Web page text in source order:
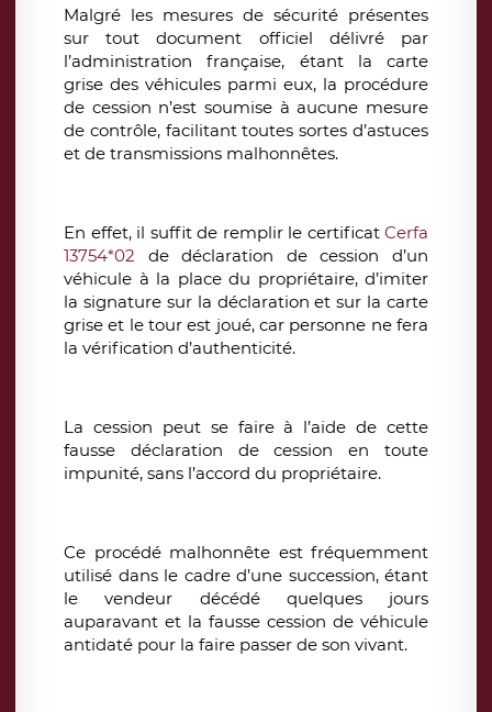
Malgré les mesures de sécurité présentes
sur tout document officiel délivré par
l’administration française, étant la carte
grise des véhicules parmi eux, la procédure
de cession n’est soumise à aucune mesure
de contrôle, facilitant toutes sortes d’astuces
et de transmissions malhonnêtes.
En effet, il suffit de remplir le certificat Cerfa
13754*02 de déclaration de cession d’un
véhicule à la place du propriétaire, d’imiter
la signature sur la déclaration et sur la carte
grise et le tour est joué, car personne ne fera
la vérification d’authenticité.
La cession peut se faire à l’aide de cette
fausse déclaration de cession en toute
impunité, sans l’accord du propriétaire.
Ce procédé malhonnête est fréquemment
utilisé dans le cadre d’une succession, étant
le vendeur décédé quelques jours
auparavant et la fausse cession de véhicule
antidaté pour la faire passer de son vivant.